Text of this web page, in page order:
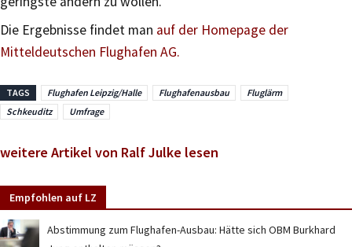
Die Ergebnisse findet man auf der Homepage der
Mitteldeutschen Flughafen AG.
TAGS Flughafen Leipzig/Halle Flughafenausbau
Fluglärm
Schkeuditz
Umfrage
weitere Artikel von Ralf Julke lesen
Empfohlen auf LZ
Abstimmung zum Flughafen-Ausbau: Hätte sich OBM Burkhard